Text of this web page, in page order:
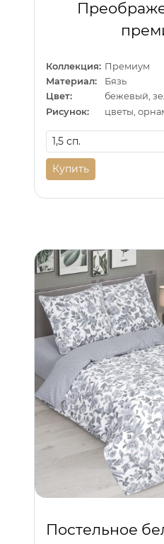
Коллекция: Премиум
Материал:
Бязь
Цвет:
бежевый,
Рисунок:
цветы,
Купить
Постельное